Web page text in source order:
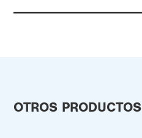
OTROS PRODUCTOS